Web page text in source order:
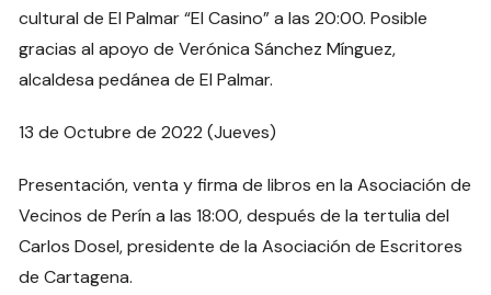
cultural de El Palmar “El Casino” a las 20:00. Posible
gracias al apoyo de Verónica Sánchez Mínguez,
alcaldesa pedánea de El Palmar.
13 de Octubre de 2022 (Jueves)
Presentación, venta y firma de libros en la Asociación de
Vecinos de Perín a las 18:00, después de la tertulia del
Carlos Dosel, presidente de la Asociación de Escritores
de Cartagena.